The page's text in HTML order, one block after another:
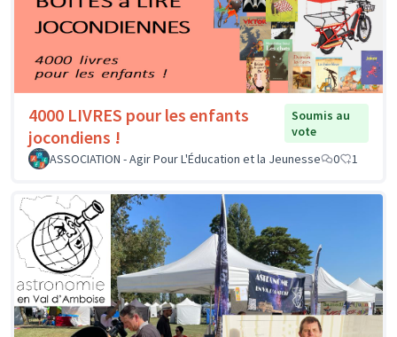
4000 LIVRES pour les enfants
jocondiens !
Soumis au
vote
ASSOCIATION - Agir Pour L'Éducation et la Jeunesse
0 1